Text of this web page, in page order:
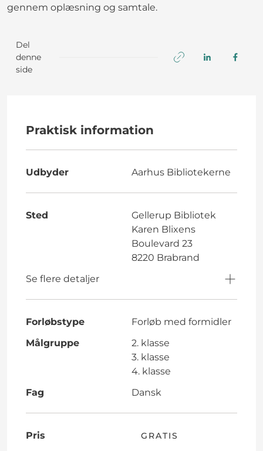
gennem oplæsning og samtale.
Del
denne
side
Praktisk information
Udbyder Aarhus Bibliotekerne
Sted
Gellerup Bibliotek
Karen Blixens
Boulevard 23
8220 Brabrand
Se flere detaljer
Forløbstype
Forløb med formidler
Målgruppe
2. klasse
3. klasse
4. klasse
Fag
Dansk
Pris GRATIS